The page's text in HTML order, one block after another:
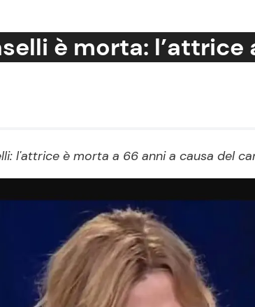
Moda e Style
Mondo Mamma
News benessere
Salute
Viaggi e Turismo
Festività
è morta: l’attrice
l'attrice è morta a 66 anni a causa del